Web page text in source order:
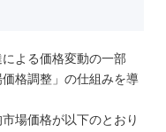
よる価格変動の一部
格調整」の仕組みを導
場価格が以下のとおり